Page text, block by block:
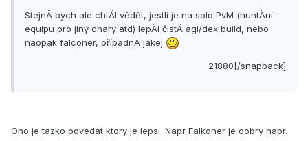
StejnÄ bych ale chtÄl vědět, jestli je na solo PvM (huntÄní­
equipu pro jiný chary atd) lepÄí­ čistÄ agi/dex build, nebo
naopak falconer, pří­padnÄ jakej
21880[/snapback]
Ono je tazko povedat ktory je lepsi .Napr Falkoner je dobry napr.